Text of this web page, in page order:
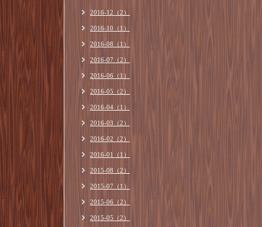
2016-12（2）
2016-10（1）
2016-08（1）
2016-07（2）
2016-06（1）
2016-05（2）
2016-04（1）
2016-03（2）
2016-02（2）
2016-01（1）
2015-08（2）
2015-07（1）
2015-06（2）
2015-05（2）